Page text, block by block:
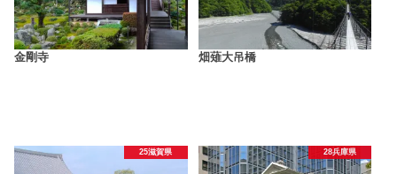
金剛寺 畑薙大吊橋
25滋賀県 28兵庫県